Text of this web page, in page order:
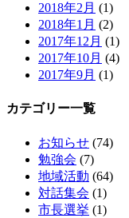
2018年2月 (1)
2018年1月 (2)
2017年12月 (1)
2017年10月 (4)
2017年9月 (1)
カテゴリー一覧
お知らせ (74)
勉強会 (7)
地域活動 (64)
対話集会 (1)
市長選挙 (1)